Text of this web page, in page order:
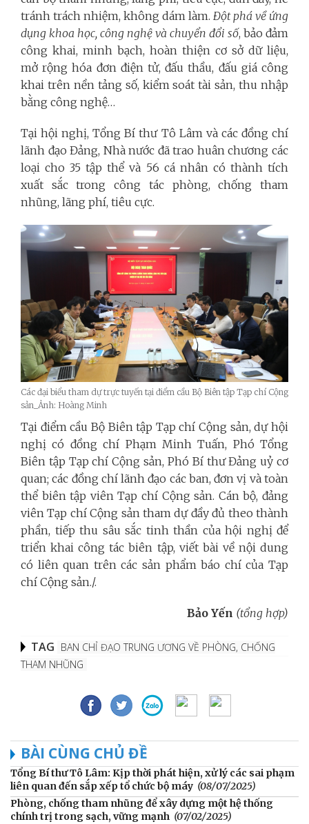
tránh trách nhiệm, không dám làm. Đột phá về ứng
dụng khoa học, công nghệ và chuyển đổi số, bảo đảm
công khai, minh bạch, hoàn thiện cơ sở dữ liệu,
mở rộng hóa đơn điện tử, đấu thầu, đấu giá công
khai trên nền tảng số, kiểm soát tài sản, thu nhập
bằng công nghệ…
Tại hội nghị, Tổng Bí thư Tô Lâm và các đồng chí
lãnh đạo Đảng, Nhà nước đã trao huân chương các
loại cho 35 tập thể và 56 cá nhân có thành tích
xuất sắc trong công tác phòng, chống tham
nhũng, lãng phí, tiêu cực.
Các đại biểu tham dự trực tuyến tại điểm cầu Bộ Biên tập Tạp chí Cộng
sản_Ảnh: Hoàng Minh
Tại điểm cầu Bộ Biên tập Tạp chí Cộng sản, dự hội
nghị có đồng chí Phạm Minh Tuấn, Phó Tổng
Biên tập Tạp chí Cộng sản, Phó Bí thư Đảng uỷ cơ
quan; các đồng chí lãnh đạo các ban, đơn vị và toàn
thể biên tập viên Tạp chí Cộng sản. Cán bộ, đảng
viên Tạp chí Cộng sản tham dự đầy đủ theo thành
phần, tiếp thu sâu sắc tinh thần của hội nghị để
triển khai công tác biên tập, viết bài về nội dung
có liên quan trên các sản phẩm báo chí của Tạp
chí Cộng sản./.
Bảo Yến (tổng hợp)
TAG BAN CHỈ ĐẠO TRUNG ƯƠNG VỀ PHÒNG, CHỐNG
THAM NHŨNG
BÀI CÙNG CHỦ ĐỀ
Tổng Bí thư Tô Lâm: Kịp thời phát hiện, xử lý các sai phạm
liên quan đến sắp xếp tổ chức bộ máy (08/07/2025)
Phòng, chống tham nhũng để xây dựng một hệ thống
chính trị trong sạch, vững mạnh (07/02/2025)